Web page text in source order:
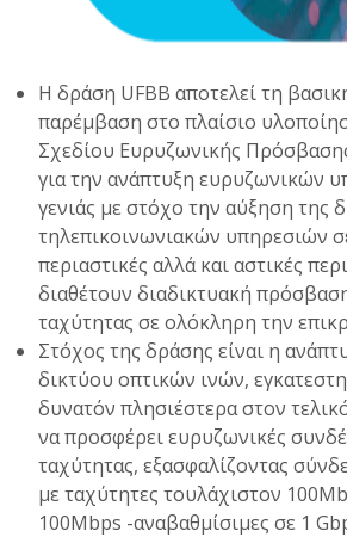
Η δράση UFBB αποτελεί τη
παρέμβαση στο πλαίσιο
Σχεδίου Ευρυζωνικής
για την ανάπτυξη ευρυζωνικών
γενιάς με στόχο την αύξηση της
τηλεπικοινωνιακών υπηρεσιών
περιαστικές αλλά και αστικές
διαθέτουν διαδικτυακή
ταχύτητας σε ολόκληρη την
Στόχος της δράσης είναι η
δικτύου οπτικών ινών,
δυνατόν πλησιέστερα στον
να προσφέρει ευρυζωνικές
ταχύτητας, εξασφαλίζοντας
με ταχύτητες τουλάχιστον
100Mbps -αναβαθμίσιμες σε 1